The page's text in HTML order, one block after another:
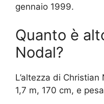
gennaio 1999.
Quanto è
Nodal?
L’altezza di
1,7 m, 170 cm, e